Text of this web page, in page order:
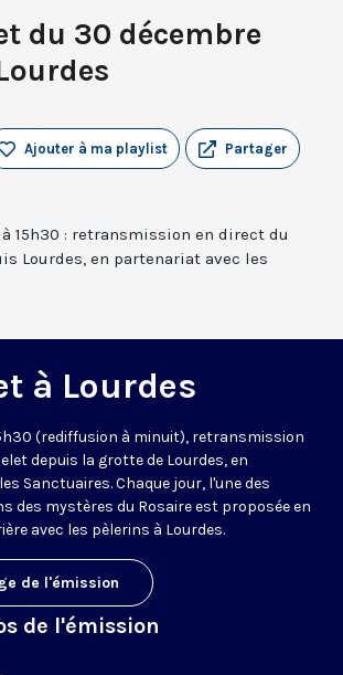
du 30 décembre
Partager
Ajouter à ma playlist
15h30 : retransmission en direct du
Lourdes, en partenariat avec les
à Lourdes
(rediffusion à minuit), retransmission
depuis la grotte de Lourdes, en
Sanctuaires. Chaque jour, l'une des
des mystères du Rosaire est proposée en
avec les pèlerins à Lourdes.
de l'émission
de l'émission